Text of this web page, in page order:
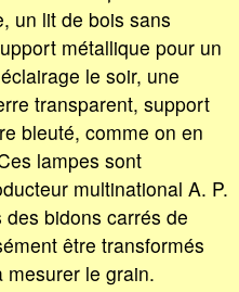
un lit de bois sans
métallique pour un
le soir, une
transparent, support
bleuté, comme on en
lampes sont
multinational A. P.
bidons carrés de
être transformés
mesurer le grain.